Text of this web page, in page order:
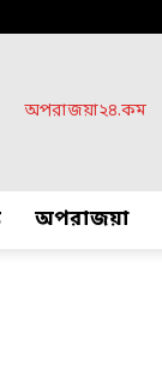
অপরাজয়া